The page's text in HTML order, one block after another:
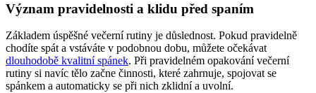
Význam pravidelnosti a klidu před spaním
Základem úspěšné večerní rutiny je důslednost. Pokud pravidelně
chodíte spát a vstáváte v podobnou dobu, můžete očekávat
dlouhodobě kvalitní spánek. Při pravidelném opakování večerní
rutiny si navíc tělo začne činnosti, které zahrnuje, spojovat se
spánkem a automaticky se při nich zklidní a uvolní.